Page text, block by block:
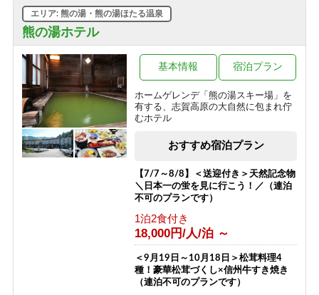
1泊2食付き
9,600円/人/泊 ～
プラン（お1人様歓迎）
1泊2食付き
12,500円/人/泊 ～
【夏得】源泉かけ流しのにごり湯温泉
10,200円/人/泊 ～
熊の湯ホテル
エリア: 熊の湯・熊の湯ほたる温泉
ホームゲレンデ「熊の湯スキー場」を
有する、志賀高原の大自然に包まれ佇
むホテル
基本情報 宿泊プラン
おすすめ宿泊プラン
【7/7～8/8】＜送迎付き＞天然記念物
＼日本一の蛍を見に行こう！／（連泊
不可のプランです）
1泊2食付き
18,000円/人/泊 ～
＜9月19日～10月18日＞松茸料理4
種！豪華松茸づくし×信州牛すき焼き
（連泊不可のプランです）